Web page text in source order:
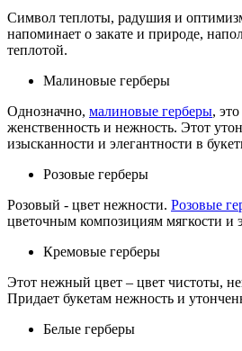
Символ теплоты, радушия и
напоминает о закате и природе,
теплотой.
Малиновые герберы
Однозначно, малиновые герберы,
женственность и нежность. Этот
изысканности и элегантности в
Розовые герберы
Розовый - цвет нежности. Розовые
цветочным композициям мягкости и
Кремовые герберы
Этот нежный цвет – цвет чистоты,
Придает букетам нежность и
Белые герберы